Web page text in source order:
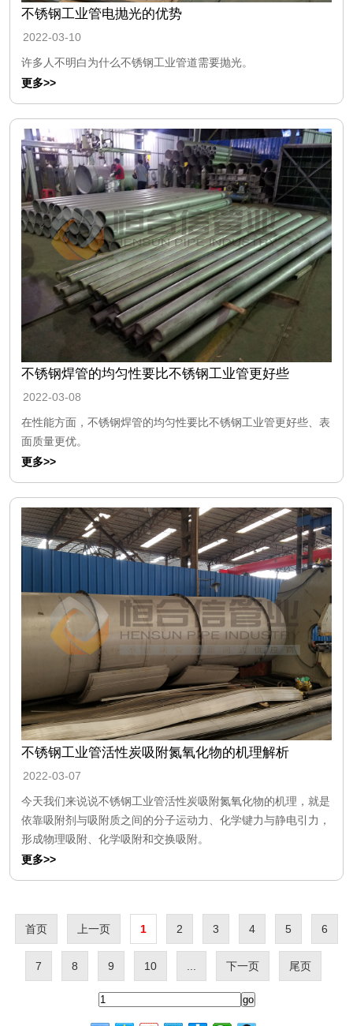
不锈钢工业管电抛光的优势
2022-03-10
许多人不明白为什么不锈钢工业管道需要抛光。
更多>>
不锈钢焊管的均匀性要比不锈钢工业管更好些
2022-03-08
在性能方面，不锈钢焊管的均匀性要比不锈钢工业管更好些、表
面质量更优。
更多>>
不锈钢工业管活性炭吸附氮氧化物的机理解析
2022-03-07
今天我们来说说不锈钢工业管活性炭吸附氮氧化物的机理，就是
依靠吸附剂与吸附质之间的分子运动力、化学键力与静电引力，
形成物理吸附、化学吸附和交换吸附。
更多>>
首页 上一页 1 2 3 4 5 6
7 8 9 10 ... 下一页 尾页